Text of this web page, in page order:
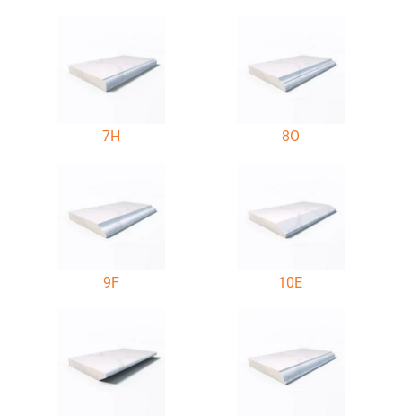
7H 8O
9F 10E